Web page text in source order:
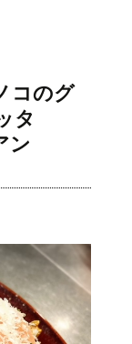
コのグ
ッタ
ン